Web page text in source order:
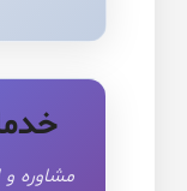
مشاوره و